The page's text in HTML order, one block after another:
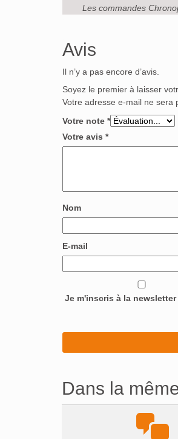
Les commandes
Avis
Il n’y a pas encore d’avis.
Soyez le premier à laisser
Votre adresse e-mail ne sera
Votre note *
Votre avis *
Nom
E-mail
Je m'inscris à la
Dans la